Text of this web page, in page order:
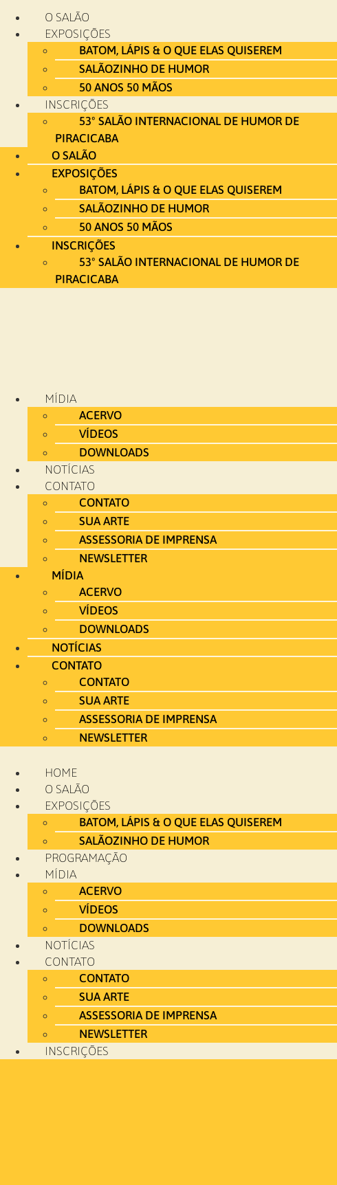
para
conteúdo
O SALÃO
EXPOSIÇÕES
BATOM, LÁPIS & O QUE ELAS QUISEREM
SALÃOZINHO DE HUMOR
50 ANOS 50 MÃOS
INSCRIÇÕES
53º SALÃO INTERNACIONAL DE HUMOR DE
PIRACICABA
O SALÃO
EXPOSIÇÕES
BATOM, LÁPIS & O QUE ELAS QUISEREM
SALÃOZINHO DE HUMOR
50 ANOS 50 MÃOS
INSCRIÇÕES
53º SALÃO INTERNACIONAL DE HUMOR DE
PIRACICABA
MÍDIA
ACERVO
VÍDEOS
DOWNLOADS
NOTÍCIAS
CONTATO
CONTATO
SUA ARTE
ASSESSORIA DE IMPRENSA
NEWSLETTER
MÍDIA
ACERVO
VÍDEOS
DOWNLOADS
NOTÍCIAS
CONTATO
CONTATO
SUA ARTE
ASSESSORIA DE IMPRENSA
NEWSLETTER
HOME
O SALÃO
EXPOSIÇÕES
BATOM, LÁPIS & O QUE ELAS QUISEREM
SALÃOZINHO DE HUMOR
PROGRAMAÇÃO
MÍDIA
ACERVO
VÍDEOS
DOWNLOADS
NOTÍCIAS
CONTATO
CONTATO
SUA ARTE
ASSESSORIA DE IMPRENSA
NEWSLETTER
INSCRIÇÕES